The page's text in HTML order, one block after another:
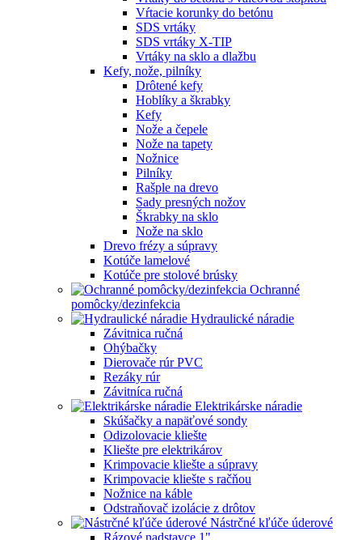
Vŕtacie korunky do betónu
SDS vrtáky
SDS vrtáky X-TIP
Vrtáky na sklo a dlažbu
Kefy, nože, pilníky
Drôtené kefy
Hoblíky a škrabky
Kefy
Nože a čepele
Nože na tapety
Nožnice
Pilníky
Rašple na drevo
Sady presných nožov
Škrabky na sklo
Nože na sklo
Drevo frézy a súpravy
Kotúče lamelové
Kotúče pre stolové brúsky
Ochranné
pomôcky/dezinfekcia
Hydraulické náradie
Závitnica ručná
Ohýbačky
Dierovače rúr PVC
Rezáky rúr
Závitníca ručná
Elektrikárske náradie
Skúšačky a napäťové sondy
Odizolovacie kliešte
Kliešte pre elektrikárov
Krimpovacie kliešte a súpravy
Krimpovacie kliešte s račňou
Nožnice na káble
Odstraňovač izolácie z drôtov
Nástrčné kľúče úderové
Rázové nadstavce 1"